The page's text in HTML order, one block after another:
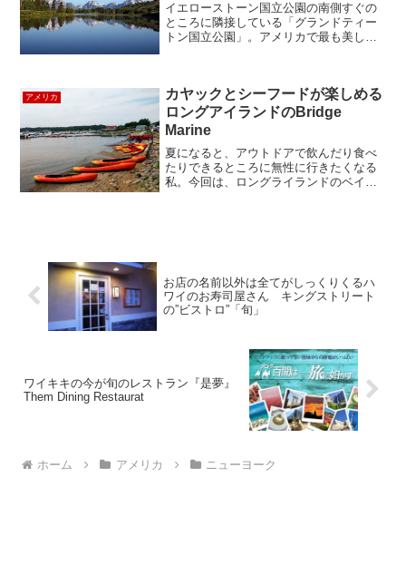
イエローストーン国立公園の南側すぐの
ところに隣接している「グランドティー
トン国立公園」。アメリカで最も美しい
ていきます。また、最...
アメリカ
カヤックとシーフードが楽しめる
ロングアイランドのBridge
Marine
夏になると、アウトドアで飲んだり食べ
たりできるところに無性に行きたくなる
私。今回は、ロングライランドのベイビ
お店の名前以外は全てがしっくりくるハ
ワイのお寿司屋さん キングストリート
の”ビストロ”「旬」
ワイキキの今が旬のレストラン『是夢』
Them Dining Restaurat
ホーム アメリカ ニューヨーク